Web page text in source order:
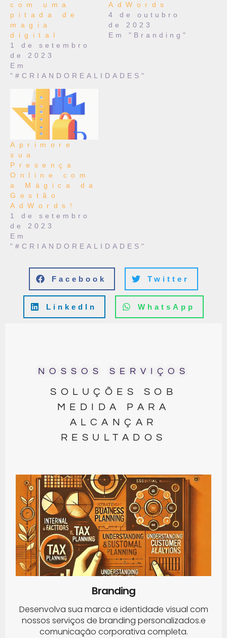
com uma
pitada de
magia
digital
1 de setembro
de 2023
Em
"#CRIANDOREALIDADES"
AdWords
4 de outubro
de 2023
Em "Branding"
Aprimore
sua
Presença
Online com
a Mágica da
Gestão
AdWords!
1 de setembro
de 2023
Em
"#CRIANDOREALIDADES"
Facebook Twitter
LinkedIn WhatsApp
NOSSOS SERVIÇOS
SOLUÇÕES SOB
MEDIDA PARA
ALCANÇAR
RESULTADOS
Branding
Desenvolva sua marca e identidade visual com
nossos serviços de branding personalizados.e
comunicação corporativa completa.